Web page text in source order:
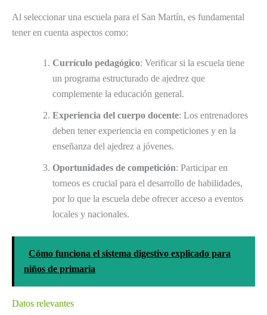
Al seleccionar una escuela para el San Martín, es fundamental
tener en cuenta aspectos como:
Currículo pedagógico: Verificar si la escuela tiene
un programa estructurado de ajedrez que
complemente la educación general.
Experiencia del cuerpo docente: Los entrenadores
deben tener experiencia en competiciones y en la
enseñanza del ajedrez a jóvenes.
Oportunidades de competición: Participar en
torneos es crucial para el desarrollo de habilidades,
por lo que la escuela debe ofrecer acceso a eventos
locales y nacionales.
Cómo funciona el sistema digestivo explicado para
niños de primaria
Datos relevantes